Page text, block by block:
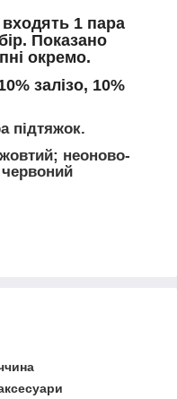
1 пара
Показано
окремо.
залізо, 10%
підтяжок.
неоново-